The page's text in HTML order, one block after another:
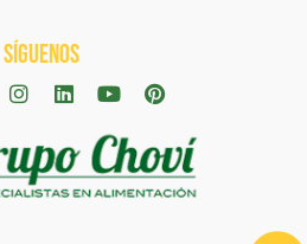
SÍGUENOS